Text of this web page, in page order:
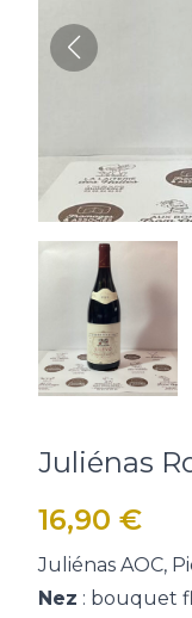
Juliénas
16,90 €
Juliénas AOC,
Nez : bouquet